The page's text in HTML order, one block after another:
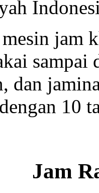
jam
sampai
dan
10
Jam